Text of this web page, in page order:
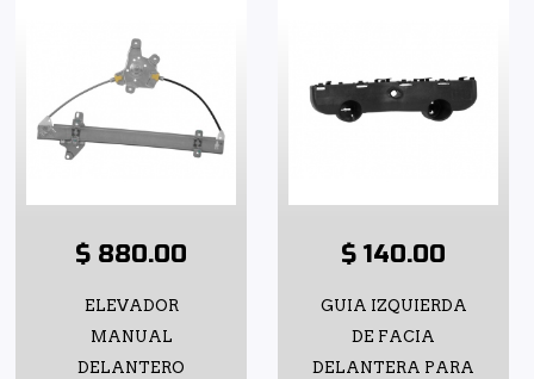
$ 880.00
ELEVADOR
MANUAL
DELANTERO
$ 140.00
GUIA IZQUIERDA
DE FACIA
DELANTERA PARA